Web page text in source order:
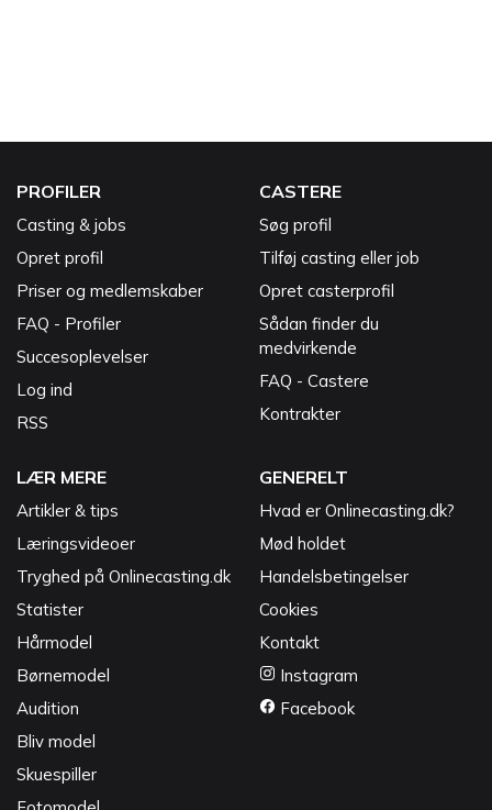
PROFILER
Casting & jobs
Opret profil
Priser og medlemskaber
FAQ - Profiler
Succesoplevelser
Log ind
RSS
CASTERE
Søg profil
Tilføj casting eller job
Opret casterprofil
Sådan finder du
medvirkende
FAQ - Castere
Kontrakter
LÆR MERE
Artikler & tips
Læringsvideoer
Tryghed på Onlinecasting.dk
Statister
Hårmodel
Børnemodel
Audition
Bliv model
Skuespiller
GENERELT
Hvad er Onlinecasting.dk?
Mød holdet
Handelsbetingelser
Cookies
Kontakt
Instagram
Facebook